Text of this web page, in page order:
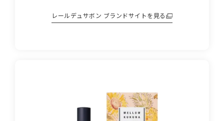
レールデュサボン ブランドサイトを見る